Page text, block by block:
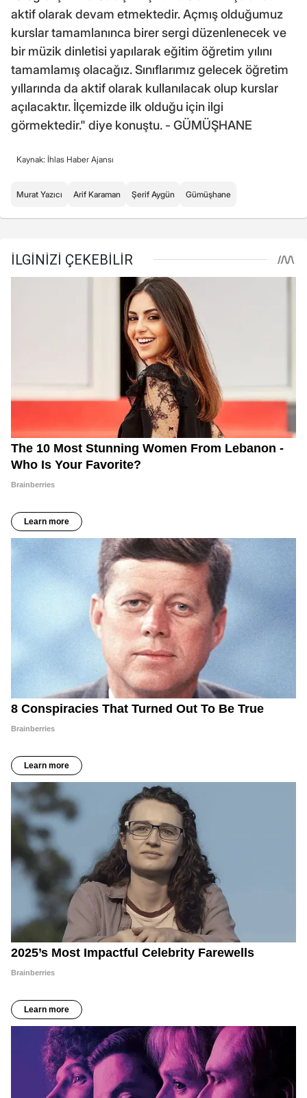
aktif olarak devam etmektedir. Açmış olduğumuz
kurslar tamamlanınca birer sergi düzenlenecek ve
bir müzik dinletisi yapılarak eğitim öğretim yılını
tamamlamış olacağız. Sınıflarımız gelecek öğretim
yıllarında da aktif olarak kullanılacak olup kurslar
açılacaktır. İlçemizde ilk olduğu için ilgi
görmektedir." diye konuştu. - GÜMÜŞHANE
Kaynak: İhlas Haber Ajansı
Murat Yazıcı Arif Karaman Şerif Aygün Gümüşhane